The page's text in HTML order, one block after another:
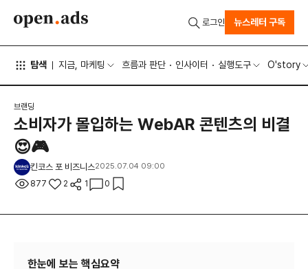
탐색 지금, 마케팅 흐름과 판단 인사이터 실행도구 O'story
로그인 뉴스레터 구독
브랜딩
소비자가 몰입하는 WebAR 콘텐츠의 비결
😍🎮
킨코스 포 비즈니스2025.07.04 09:00
877 2 1 0
한눈에 보는 핵심요약